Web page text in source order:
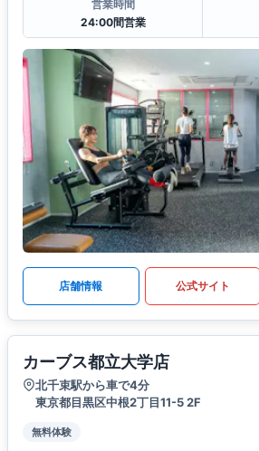
営業時間
24:00間営業
店舗情報 公式サイト
カーブス都立大学店
北千束駅から車で4分
東京都目黒区中根2丁目11-5 2F
無料体験